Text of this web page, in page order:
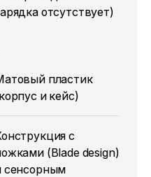
отсутствует)
пластик
и кейс)
с
(Blade design)
сенсорным